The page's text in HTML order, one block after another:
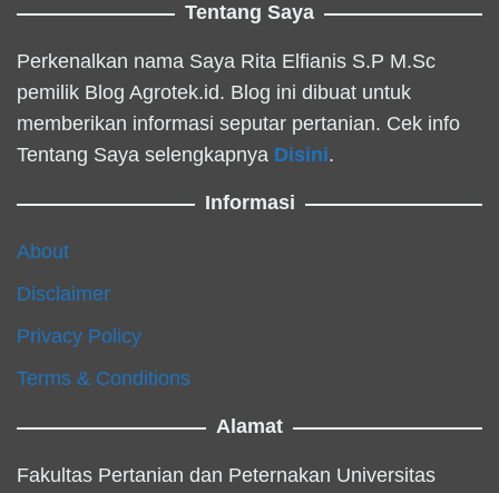
Tentang Saya
Perkenalkan nama Saya Rita Elfianis S.P M.Sc
pemilik Blog Agrotek.id. Blog ini dibuat untuk
memberikan informasi seputar pertanian. Cek info
Tentang Saya selengkapnya Disini.
Informasi
About
Disclaimer
Privacy Policy
Terms & Conditions
Alamat
Fakultas Pertanian dan Peternakan Universitas